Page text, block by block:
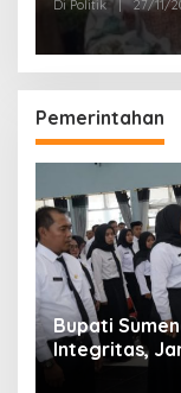
Di Politik | 27/11/
Pemerintahan
Bupati
Integritas,
dan Judi Online